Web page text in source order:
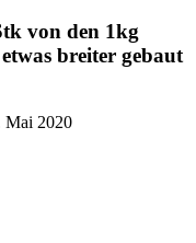
von den 1kg
breiter gebaut
Mai 2020